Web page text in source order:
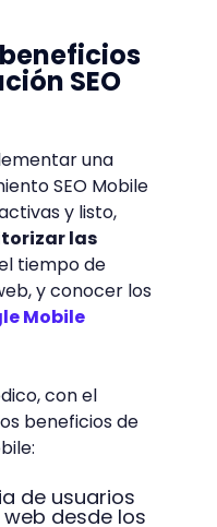
SEO
una
SEO Mobile
y listo,
las
tiempo de
y conocer los
Mobile
con el
beneficios de
de usuarios
desde los